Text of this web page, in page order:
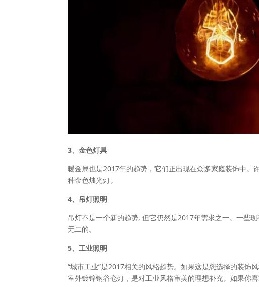
3、金色灯具
暖金属也是2017年的趋势，它们正出现在众多家庭装饰中
种金色烛光灯。
4、吊灯照明
吊灯不是一个新的趋势, 但它仍然是2017年需求之一。一些
无二的。
5、工业照明
“城市工业”是2017相关的风格趋势。如果这是您选择的装
室外镀锌钢谷仓灯，是对工业风格审美的理想补充。如果你